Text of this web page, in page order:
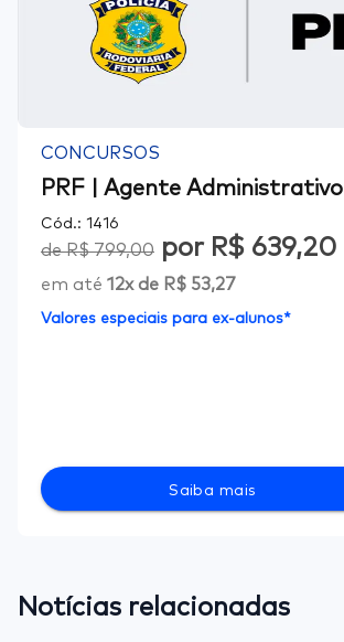
CONCURSOS
PRF | Agente Administrativo
Cód.: 1416
deR$ 799,00 por R$ 639,20
em até 12x de R$ 53,27
Valores especiais para ex-alunos*
Saiba mais
Notícias relacionadas